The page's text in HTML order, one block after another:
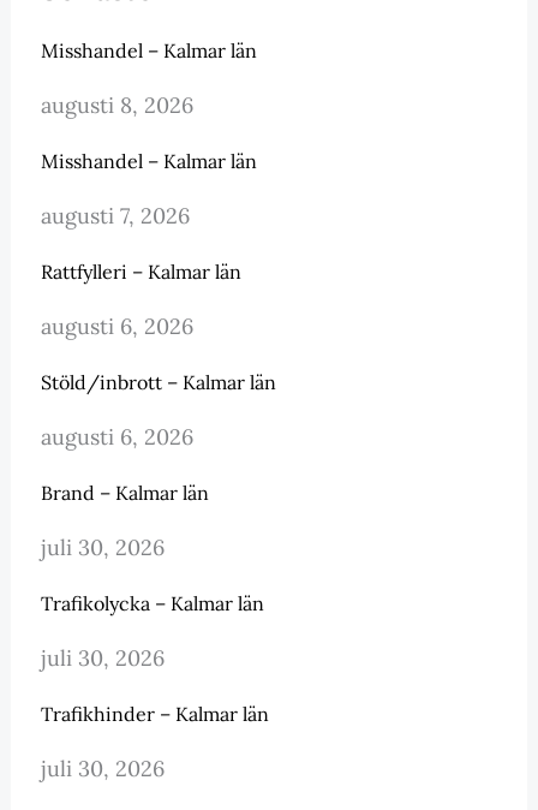
Misshandel – Kalmar län
augusti 8, 2026
Misshandel – Kalmar län
augusti 7, 2026
Rattfylleri – Kalmar län
augusti 6, 2026
Stöld/inbrott – Kalmar län
augusti 6, 2026
Brand – Kalmar län
juli 30, 2026
Trafikolycka – Kalmar län
juli 30, 2026
Trafikhinder – Kalmar län
juli 30, 2026